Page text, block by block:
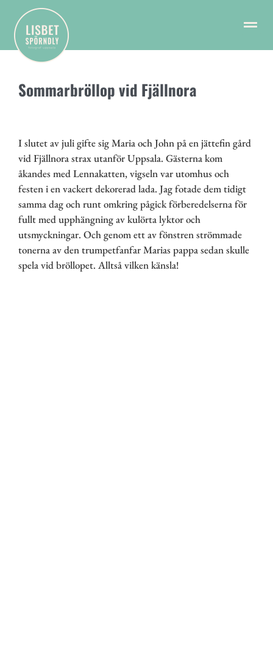
Sommarbröllop vid Fjällnora
I slutet av juli gifte sig Maria och John på en jättefin gård
vid Fjällnora strax utanför Uppsala. Gästerna kom
åkandes med Lennakatten, vigseln var utomhus och
festen i en vackert dekorerad lada. Jag fotade dem tidigt
samma dag och runt omkring pågick förberedelserna för
fullt med upphängning av kulörta lyktor och
utsmyckningar. Och genom ett av fönstren strömmade
tonerna av den trumpetfanfar Marias pappa sedan skulle
spela vid bröllopet. Alltså vilken känsla!